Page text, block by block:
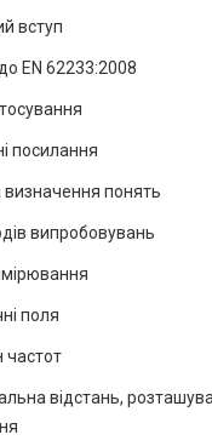
вступ
EN 62233:2008
посилання
визначення понять
випробовувань
поля
частот
відстань,